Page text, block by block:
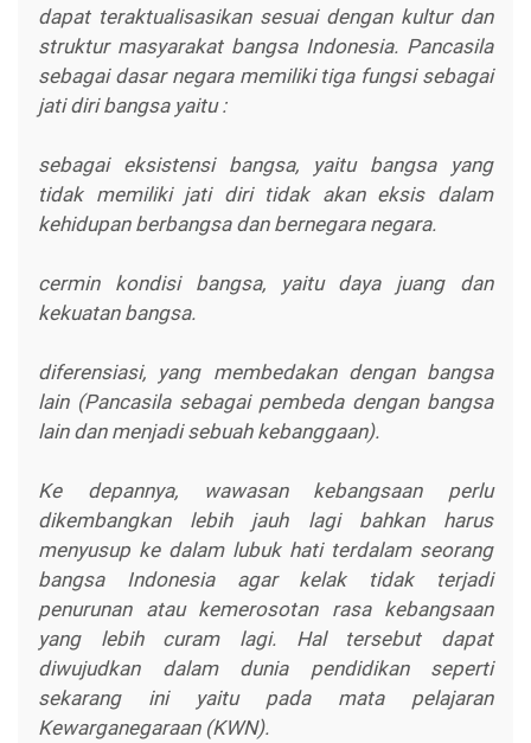
dapat teraktualisasikan sesuai dengan kultur dan
struktur masyarakat bangsa Indonesia. Pancasila
sebagai dasar negara memiliki tiga fungsi sebagai
jati diri bangsa yaitu :
sebagai eksistensi bangsa, yaitu bangsa yang
tidak memiliki jati diri tidak akan eksis dalam
kehidupan berbangsa dan bernegara negara.
cermin kondisi bangsa, yaitu daya juang dan
kekuatan bangsa.
diferensiasi, yang membedakan dengan bangsa
lain (Pancasila sebagai pembeda dengan bangsa
lain dan menjadi sebuah kebanggaan).
Ke depannya, wawasan kebangsaan perlu
dikembangkan lebih jauh lagi bahkan harus
menyusup ke dalam lubuk hati terdalam seorang
bangsa Indonesia agar kelak tidak terjadi
penurunan atau kemerosotan rasa kebangsaan
yang lebih curam lagi. Hal tersebut dapat
diwujudkan dalam dunia pendidikan seperti
sekarang ini yaitu pada mata pelajaran
Kewarganegaraan (KWN).